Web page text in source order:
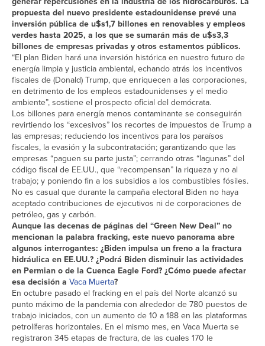
propuesta del nuevo presidente estadounidense prevé una
inversión pública de u$s1,7 billones en renovables y empleos
verdes hasta 2025, a los que se sumarán más de u$s3,3
billones de empresas privadas y otros estamentos públicos.
“El plan Biden hará una inversión histórica en nuestro futuro de
energía limpia y justicia ambiental, echando atrás los incentivos
fiscales de (Donald) Trump, que enriquecen a las corporaciones,
en detrimento de los empleos estadounidenses y el medio
ambiente”, sostiene el prospecto oficial del demócrata.
Los billones para energía menos contaminante se conseguirán
revirtiendo los “excesivos” los recortes de impuestos de Trump a
las empresas; reduciendo los incentivos para los paraísos
fiscales, la evasión y la subcontratación; garantizando que las
empresas “paguen su parte justa”; cerrando otras “lagunas” del
código fiscal de EE.UU., que “recompensan” la riqueza y no al
trabajo; y poniendo fin a los subsidios a los combustibles fósiles.
No es casual que durante la campaña electoral Biden no haya
aceptado contribuciones de ejecutivos ni de corporaciones de
petróleo, gas y carbón.
Aunque las decenas de páginas del “Green New Deal” no
mencionan la palabra fracking, este nuevo panorama abre
algunos interrogantes: ¿Biden impulsa un freno a la fractura
hidráulica en EE.UU.? ¿Podrá Biden disminuir las actividades
en Permian o de la Cuenca Eagle Ford? ¿Cómo puede afectar
esa decisión a Vaca Muerta?
En octubre pasado el fracking en el país del Norte alcanzó su
punto máximo de la pandemia con alrededor de 780 puestos de
trabajo iniciados, con un aumento de 10 a 188 en las plataformas
petrolíferas horizontales. En el mismo mes, en Vaca Muerta se
registraron 345 etapas de fractura, de las cuales 170 le